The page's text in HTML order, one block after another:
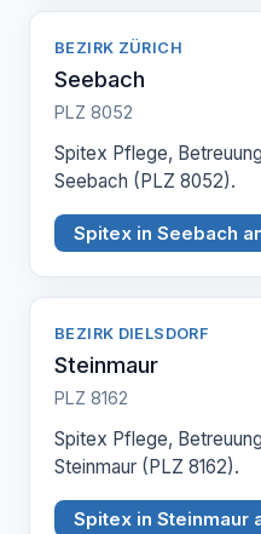
BEZIRK ZÜRICH
Seebach
PLZ 8052
Spitex Pflege,
Seebach (PLZ 8052).
Spitex in Seebach
BEZIRK DIELSDORF
Steinmaur
PLZ 8162
Spitex Pflege,
Steinmaur (PLZ 8162).
Spitex in Steinmaur